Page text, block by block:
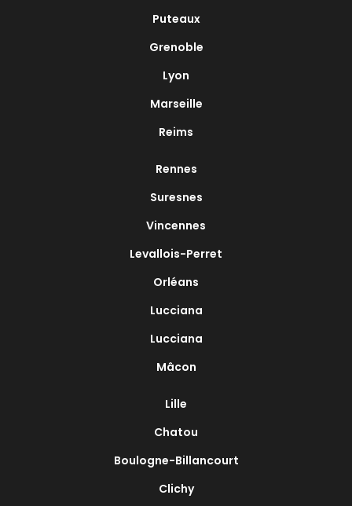
Puteaux
Grenoble
Lyon
Marseille
Reims
Rennes
Suresnes
Vincennes
Levallois-Perret
Orléans
Lucciana
Lucciana
Mâcon
Lille
Chatou
Boulogne-Billancourt
Clichy